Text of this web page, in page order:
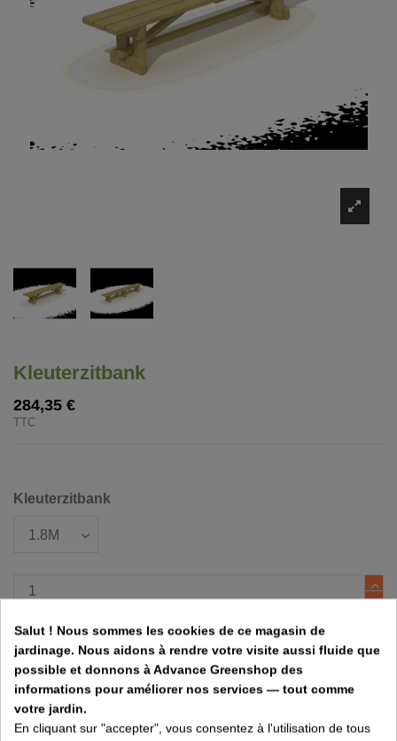
Kleuterzitbank
284,35 €
TTC
Kleuterzitbank
Ajouter au panier
Les frais de port sont calculés à la caisse
Salut ! Nous sommes les cookies de ce magasin de
jardinage. Nous aidons à rendre votre visite aussi fluide que
possible et donnons à Advance Greenshop des
informations pour améliorer nos services — tout comme
votre jardin.
En cliquant sur "accepter", vous consentez à l'utilisation de tous